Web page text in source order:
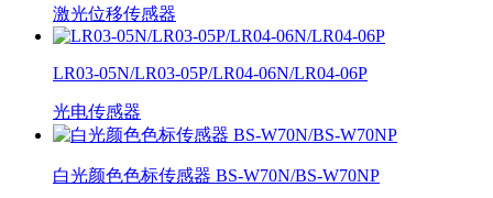
激光位移传感器
LR03-05N/LR03-05P/LR04-06N/LR04-06P
光电传感器
白光颜色色标传感器 BS-W70N/BS-W70NP